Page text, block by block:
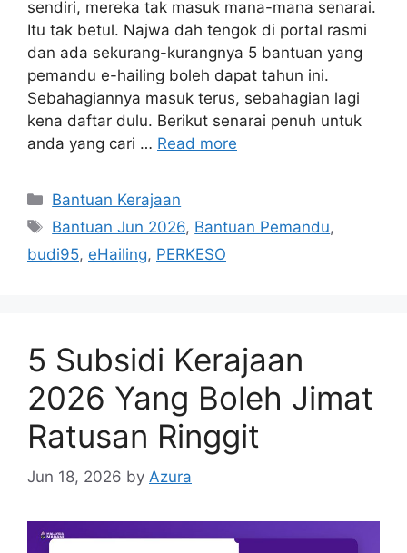
sendiri, mereka tak masuk mana-mana senarai.
Itu tak betul. Najwa dah tengok di portal rasmi
dan ada sekurang-kurangnya 5 bantuan yang
pemandu e-hailing boleh dapat tahun ini.
Sebahagiannya masuk terus, sebahagian lagi
kena daftar dulu. Berikut senarai penuh untuk
anda yang cari … Read more
Categories
Bantuan Kerajaan
Tags
Bantuan Jun 2026, Bantuan Pemandu,
budi95, eHailing, PERKESO
5 Subsidi Kerajaan
2026 Yang Boleh Jimat
Ratusan Ringgit
Jun 18, 2026 by Azura